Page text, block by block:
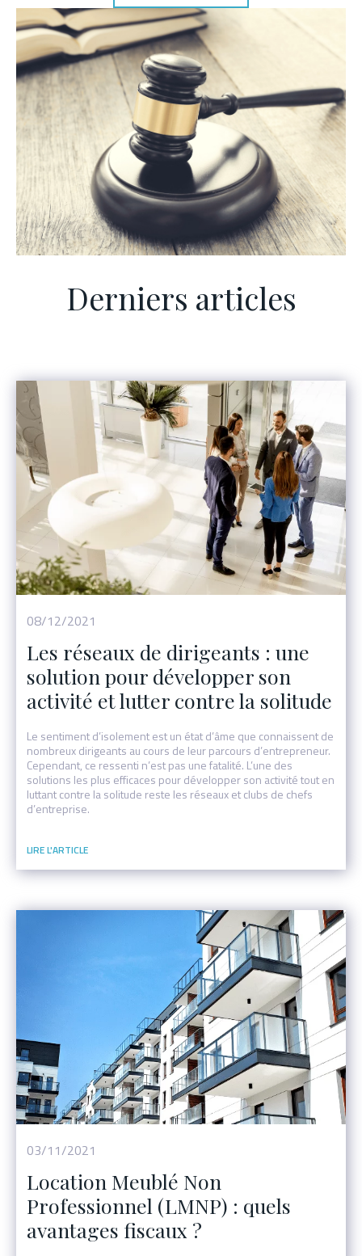
Derniers articles
08/12/2021
Les réseaux de dirigeants : une
solution pour développer son
activité et lutter contre la solitude
Le sentiment d’isolement est un état d’âme que connaissent de
nombreux dirigeants au cours de leur parcours d’entrepreneur.
Cependant, ce ressenti n’est pas une fatalité. L’une des
solutions les plus efficaces pour développer son activité tout en
luttant contre la solitude reste les réseaux et clubs de chefs
d’entreprise.
03/11/2021
Location Meublé Non
Professionnel (LMNP) : quels
avantages fiscaux ?